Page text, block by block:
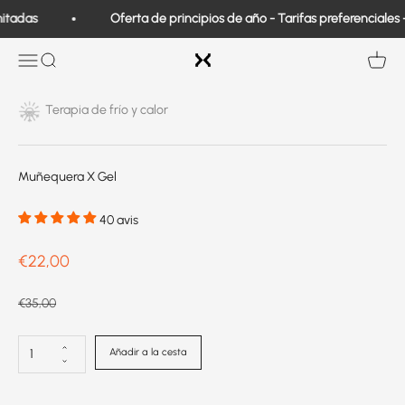
Oferta de principios de año - Tarifas preferenciales
Abrir navegación
Buscar en Exo Medical Ver
Terapia de frío y calor
Muñequera X Gel
40 avis
Prix de vente
€22,00
Prix normal
€35,00
Añadir a la cesta